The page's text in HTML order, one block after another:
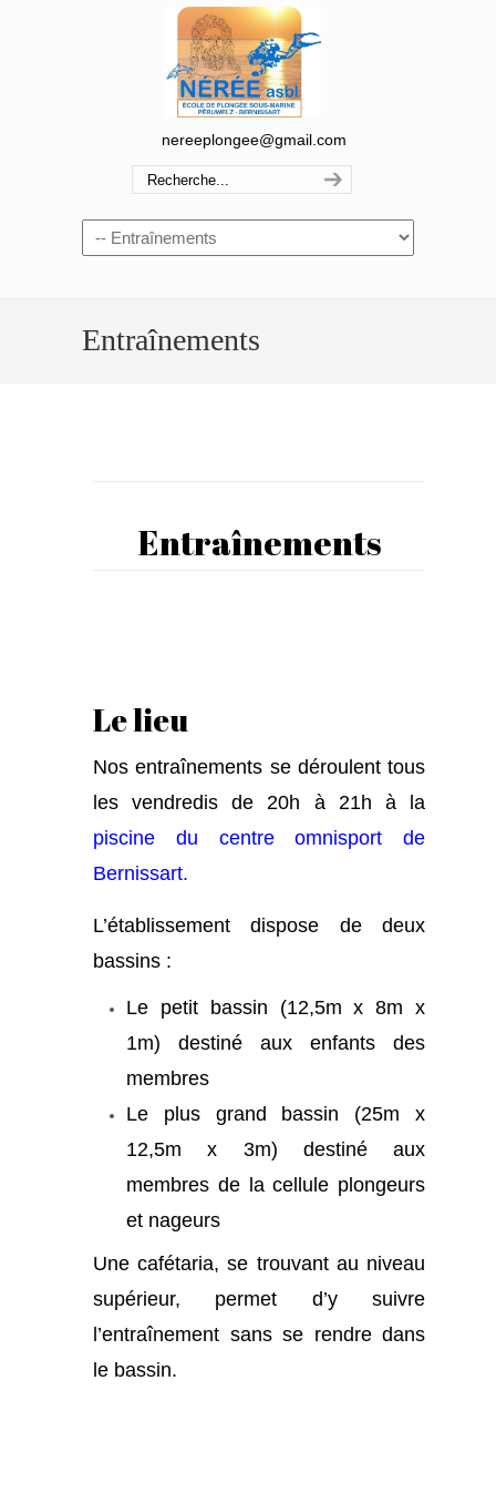
nereeplongee@gmail.com
Navigation
Entraînements
Entraînements
Le lieu
Nos entraînements se déroulent tous
les vendredis de 20h à 21h à la
piscine du centre omnisport de
Bernissart.
L’établissement dispose de deux
bassins :
Le petit bassin (12,5m x 8m x
1m) destiné aux enfants des
membres
Le plus grand bassin (25m x
12,5m x 3m) destiné aux
membres de la cellule plongeurs
et nageurs
Une cafétaria, se trouvant au niveau
supérieur, permet d’y suivre
l’entraînement sans se rendre dans
le bassin.